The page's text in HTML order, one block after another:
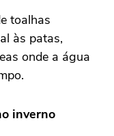
toalhas
às patas,
onde a água
inverno